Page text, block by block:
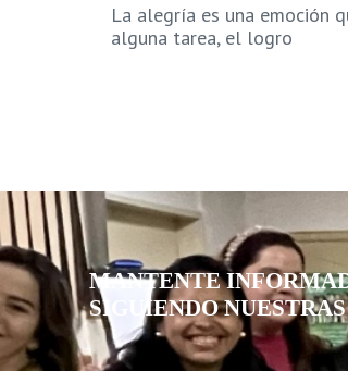
La alegría es una emoción
alguna tarea, el logro
MANTENTE
SIGUIENDO